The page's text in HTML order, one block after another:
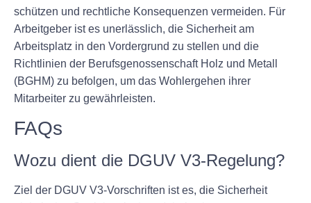
schützen und rechtliche Konsequenzen vermeiden. Für
Arbeitgeber ist es unerlässlich, die Sicherheit am
Arbeitsplatz in den Vordergrund zu stellen und die
Richtlinien der Berufsgenossenschaft Holz und Metall
(BGHM) zu befolgen, um das Wohlergehen ihrer
Mitarbeiter zu gewährleisten.
FAQs
Wozu dient die DGUV V3-Regelung?
Ziel der DGUV V3-Vorschriften ist es, die Sicherheit